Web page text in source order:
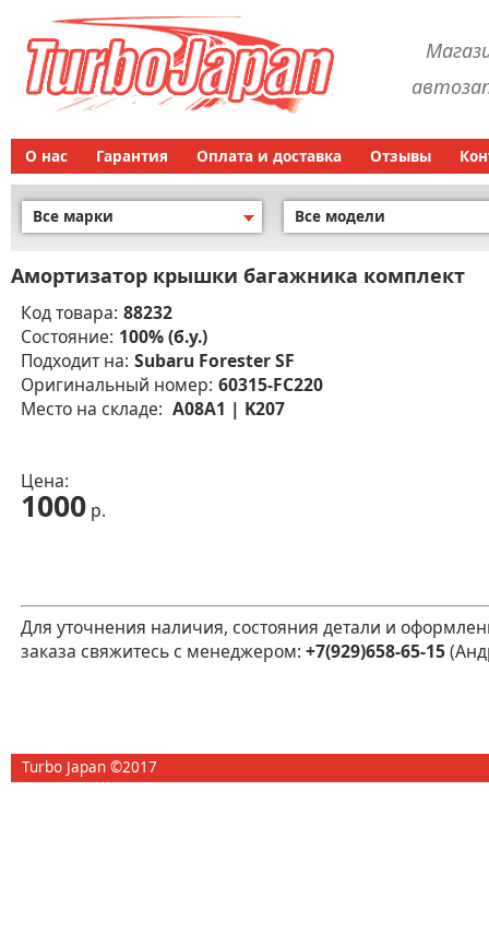
О нас Гарантия Оплата и доставка Отзывы
Все марки Все модели
Амортизатор крышки багажника комплект
Код товара: 88232
Состояние: 100% (б.у.)
Подходит на: Subaru Forester SF
Оригинальный номер: 60315-FC220
Место на складе: A08A1 | K207
Цена:
1000 р.
Для уточнения наличия, состояния детали и
заказа свяжитесь с менеджером: +7(929)658-65-15
Turbo Japan ©2017